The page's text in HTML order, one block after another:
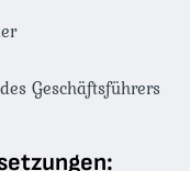
Geschäftsführers